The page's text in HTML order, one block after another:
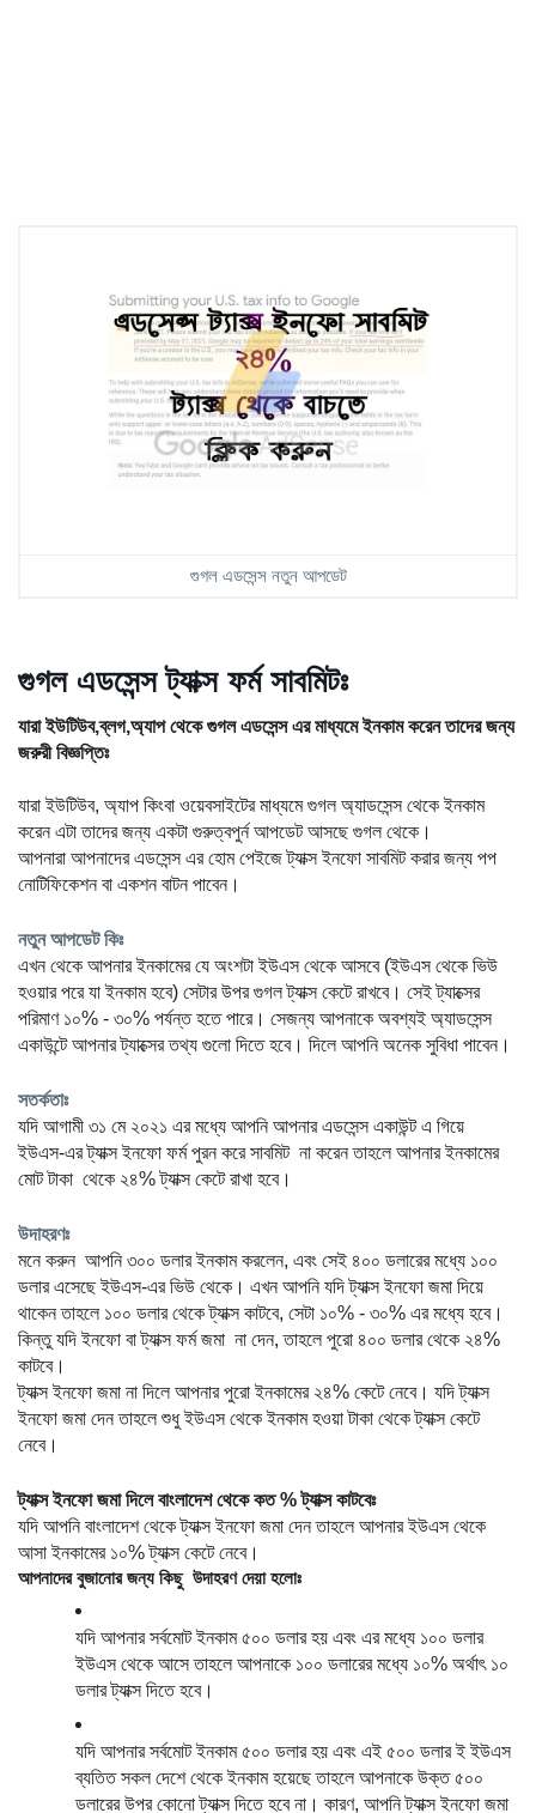
গুগল এডসেন্স নতুন আপডেট
গুগল এডসেন্স ট্যাক্স ফর্ম সাবমিটঃ
যারা ইউটিউব,ব্লগ,অ্যাপ থেকে গুগল এডসেন্স এর মাধ্যমে ইনকাম করেন তাদের জন্য
জরুরী বিজ্ঞপ্তিঃ
যারা ইউটিউব, অ্যাপ কিংবা ওয়েবসাইটের মাধ্যমে গুগল অ্যাডসেন্স থেকে ইনকাম
করেন এটা তাদের জন্য একটা গুরুত্বপুর্ন আপডেট আসছে গুগল থেকে।
আপনারা আপনাদের এডসেন্স এর হোম পেইজে ট্যাক্স ইনফো সাবমিট করার জন্য পপ
নোটিফিকেশন বা একশন বাটন পাবেন।
নতুন আপডেট কিঃ
এখন থেকে আপনার ইনকামের যে অংশটা ইউএস থেকে আসবে (ইউএস থেকে ভিউ
হওয়ার পরে যা ইনকাম হবে) সেটার উপর গুগল ট্যাক্স কেটে রাখবে। সেই ট্যাক্সের
পরিমাণ ১০% - ৩০% পর্যন্ত হতে পারে। সেজন্য আপনাকে অবশ্যই অ্যাডসেন্স
একাউন্টে আপনার ট্যাক্সের তথ্য গুলো দিতে হবে। দিলে আপনি অনেক সুবিধা পাবেন।
সতর্কতাঃ
যদি আগামী ৩১ মে ২০২১ এর মধ্যে আপনি আপনার এডসেন্স একাউন্ট এ গিয়ে
ইউএস-এর ট্যাক্স ইনফো ফর্ম পুরন করে সাবমিট  না করেন তাহলে আপনার ইনকামের
মোট টাকা  থেকে ২৪% ট্যাক্স কেটে রাখা হবে।
উদাহরণঃ
মনে করুন  আপনি ৩০০ ডলার ইনকাম করলেন, এবং সেই ৪০০ ডলারের মধ্যে ১০০
ডলার এসেছে ইউএস-এর ভিউ থেকে। এখন আপনি যদি ট্যাক্স ইনফো জমা দিয়ে
থাকেন তাহলে ১০০ ডলার থেকে ট্যাক্স কাটবে, সেটা ১০% - ৩০% এর মধ্যে হবে।
কিন্তু যদি ইনফো বা ট্যাক্স ফর্ম জমা  না দেন, তাহলে পুরো ৪০০ ডলার থেকে ২৪%
কাটবে।
ট্যাক্স ইনফো জমা না দিলে আপনার পুরো ইনকামের ২৪% কেটে নেবে। যদি ট্যাক্স
ইনফো জমা দেন তাহলে শুধু ইউএস থেকে ইনকাম হওয়া টাকা থেকে ট্যাক্স কেটে
নেবে।
ট্যাক্স ইনফো জমা দিলে বাংলাদেশ থেকে কত % ট্যাক্স কাটবেঃ
যদি আপনি বাংলাদেশ থেকে ট্যাক্স ইনফো জমা দেন তাহলে আপনার ইউএস থেকে
আসা ইনকামের ১০% ট্যাক্স কেটে নেবে।
আপনাদের বুজানোর জন্য কিছু  উদাহরণ দেয়া হলোঃ
যদি আপনার সর্বমোট ইনকাম ৫০০ ডলার হয় এবং এর মধ্যে ১০০ ডলার
ইউএস থেকে আসে তাহলে আপনাকে ১০০ ডলারের মধ্যে ১০% অর্থাৎ ১০
ডলার ট্যাক্স দিতে হবে।
যদি আপনার সর্বমোট ইনকাম ৫০০ ডলার হয় এবং এই ৫০০ ডলার ই ইউএস
ব্যতিত সকল দেশে থেকে ইনকাম হয়েছে তাহলে আপনাকে উক্ত ৫০০
ডলারের উপর কোনো ট্যাক্স দিতে হবে না। কারণ, আপনি ট্যাক্স ইনফো জমা